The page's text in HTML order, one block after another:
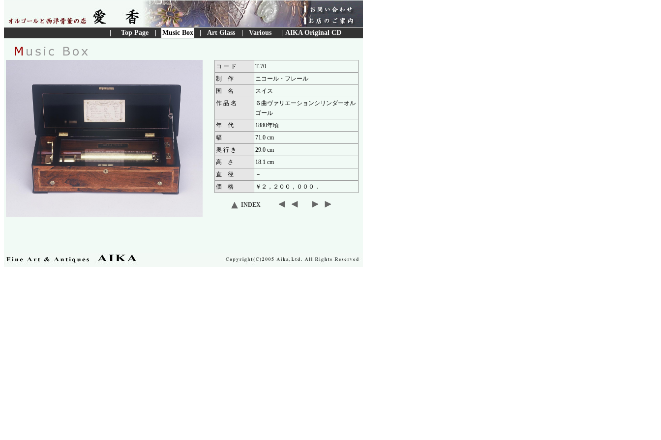
Top Page Music Box Art Glass Various AIKA Original CD
コ ー ド
T-70
制 作
ニコール・フレール
国 名
スイス
作 品 名
６曲ヴァリエーションシリンダーオル
ゴール
年 代
1880年頃
幅
71.0 cm
奥 行 き
29.0 cm
高 さ
18.1 cm
直 径
－
価 格
￥２，２００，０００．
INDEX